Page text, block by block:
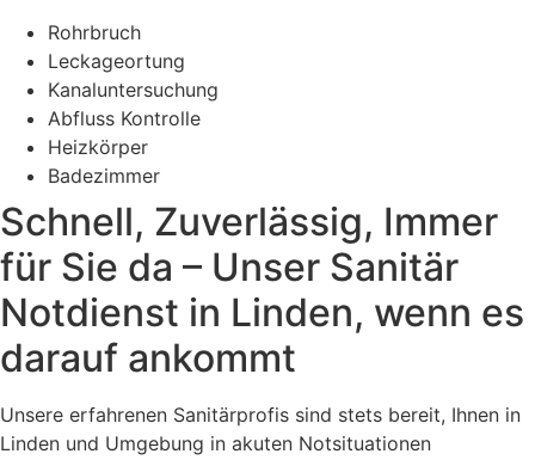
Rohrbruch
Leckageortung
Kanaluntersuchung
Abfluss Kontrolle
Heizkörper
Badezimmer
Schnell, Zuverlässig, Immer
für Sie da – Unser Sanitär
Notdienst in Linden, wenn es
darauf ankommt
Unsere erfahrenen Sanitärprofis sind stets bereit, Ihnen in
Linden und Umgebung in akuten Notsituationen